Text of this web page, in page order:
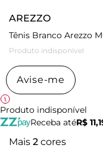
AREZZO
Tênis Branco Arezzo
Produto indisponível
Avise-me
Produto indisponível
Receba atéR$
Mais 2 cores